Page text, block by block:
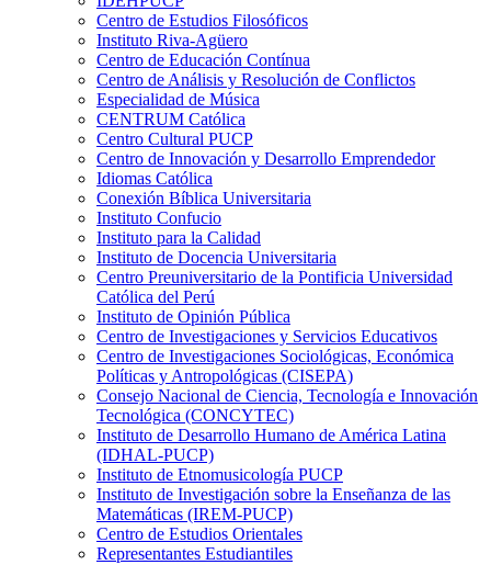
Centro de Estudios Filosóficos
Instituto Riva-Agüero
Centro de Educación Contínua
Centro de Análisis y Resolución de Conflictos
Especialidad de Música
CENTRUM Católica
Centro Cultural PUCP
Centro de Innovación y Desarrollo Emprendedor
Idiomas Católica
Conexión Bíblica Universitaria
Instituto Confucio
Instituto para la Calidad
Instituto de Docencia Universitaria
Centro Preuniversitario de la Pontificia Universidad
Católica del Perú
Instituto de Opinión Pública
Centro de Investigaciones y Servicios Educativos
Centro de Investigaciones Sociológicas, Económica
Políticas y Antropológicas (CISEPA)
Consejo Nacional de Ciencia, Tecnología e Innovación
Tecnológica (CONCYTEC)
Instituto de Desarrollo Humano de América Latina
(IDHAL-PUCP)
Instituto de Etnomusicología PUCP
Instituto de Investigación sobre la Enseñanza de las
Matemáticas (IREM-PUCP)
Centro de Estudios Orientales
Representantes Estudiantiles